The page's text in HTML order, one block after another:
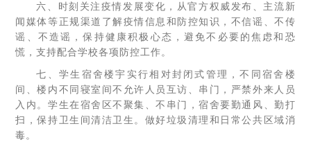
六、时刻关注疫情发展变化，从官方权威发布、主流新
闻媒体等正规渠道了解疫情信息和防控知识，不信谣、不传
谣、不造谣，保持健康积极心态，避免不必要的焦虑和恐
慌，支持配合学校各项防控工作。
七、学生宿舍楼宇实行相对封闭式管理，不同宿舍楼
间、楼内不同寝室间不允许人员互访、串门，严禁外来人员
入内。学生在宿舍区不聚集、不串门，宿舍要勤通风、勤打
扫，保持卫生间清洁卫生。做好垃圾清理和日常公共区域消
毒。